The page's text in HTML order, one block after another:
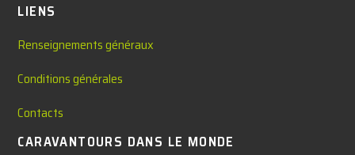
LIENS
Renseignements généraux
Conditions générales
Contacts
CARAVANTOURS DANS LE MONDE